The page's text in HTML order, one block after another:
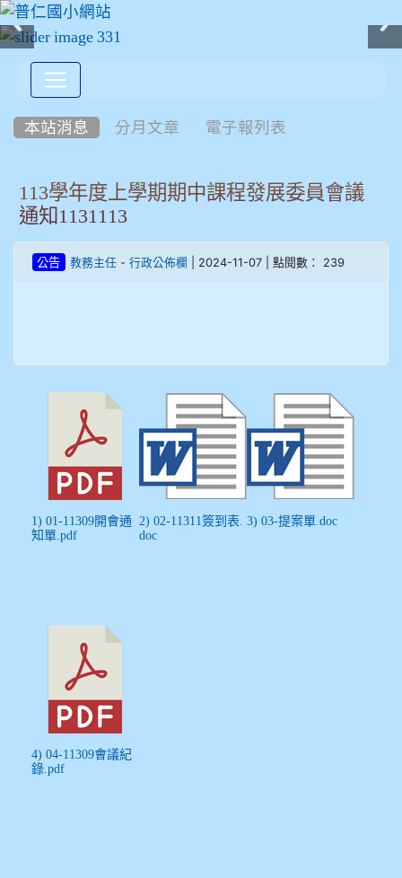
本站消息 分月文章 電子報列表
113學年度上學期期中課程發展委員會議
通知1131113
公告 教務主任- 行政公佈欄 | 2024-11-07 | 點閱數： 239
1) 01-11309開會通
知單.pdf
2) 02-11311簽到表.
doc
3) 03-提案單.doc
4) 04-11309會議紀
錄.pdf